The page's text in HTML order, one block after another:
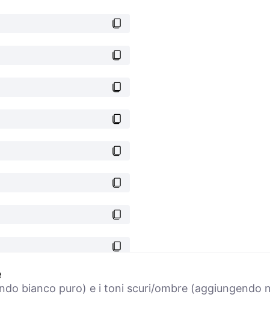
bianco puro) e i toni scuri/ombre (aggiungendo